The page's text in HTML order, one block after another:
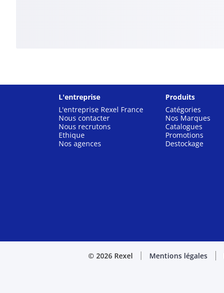
L'entreprise
L'entreprise Rexel France
Nous contacter
Nous recrutons
Ethique
Nos agences
Produits
Catégories
Nos Marques
Catalogues
Promotions
Destockage
© 2026 Rexel Mentions légales